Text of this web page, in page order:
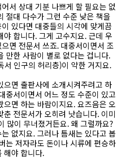
서 상대 기분 나쁘게 할 필요는 없
절대 다수가 그런 수준 낮은 책을
있다면 대중들의 시각에 맞게끔
합니다. 그게 고수지요. 근데 우
면 전문서 쓰죠. 대중서이면서 조
만한 사람이 별로 없다는 겁니다.
서 인구의 허리층)이 약한 거지요.
면 출판사에 소개시켜주려고 하
중서이면서 어느 정도 수준이 있고
면 하는 바람이지요. 요즈음은 오
전문서가 오히려 낫습니다. 이미
많이 무너졌거든요. 왜 그럴까요?
없지요. 그러나 틈새는 있다고 봅
는 저자라도 돈이나 시류에 편승하
해야 합니다.